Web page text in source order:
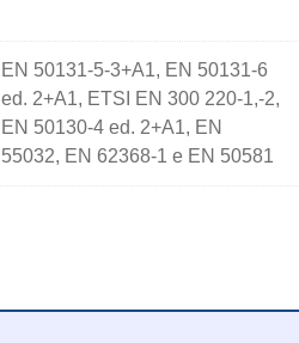
EN 50131-5-3+A1, EN 50131-6
ed. 2+A1, ETSI EN 300 220-1,-2,
EN 50130-4 ed. 2+A1, EN
55032, EN 62368-1 e EN 50581